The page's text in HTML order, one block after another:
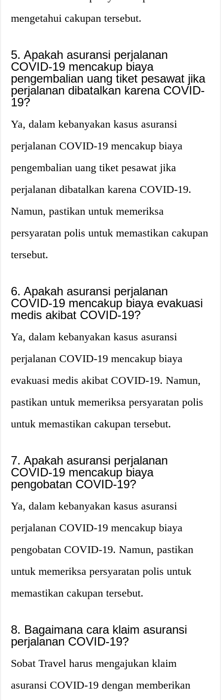
mengetahui cakupan tersebut.
5. Apakah asuransi perjalanan
COVID-19 mencakup biaya
pengembalian uang tiket pesawat jika
perjalanan dibatalkan karena COVID-
19?
Ya, dalam kebanyakan kasus asuransi
perjalanan COVID-19 mencakup biaya
pengembalian uang tiket pesawat jika
perjalanan dibatalkan karena COVID-19.
Namun, pastikan untuk memeriksa
persyaratan polis untuk memastikan cakupan
tersebut.
6. Apakah asuransi perjalanan
COVID-19 mencakup biaya evakuasi
medis akibat COVID-19?
Ya, dalam kebanyakan kasus asuransi
perjalanan COVID-19 mencakup biaya
evakuasi medis akibat COVID-19. Namun,
pastikan untuk memeriksa persyaratan polis
untuk memastikan cakupan tersebut.
7. Apakah asuransi perjalanan
COVID-19 mencakup biaya
pengobatan COVID-19?
Ya, dalam kebanyakan kasus asuransi
perjalanan COVID-19 mencakup biaya
pengobatan COVID-19. Namun, pastikan
untuk memeriksa persyaratan polis untuk
memastikan cakupan tersebut.
8. Bagaimana cara klaim asuransi
perjalanan COVID-19?
Sobat Travel harus mengajukan klaim
asuransi COVID-19 dengan memberikan